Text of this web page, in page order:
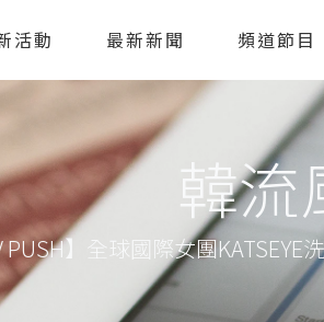
活動 最新新聞 頻道節目
韓流
PUSH】全球國際女團